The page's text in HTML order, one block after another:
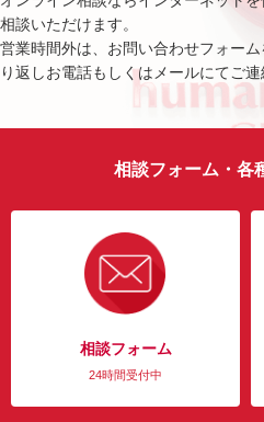
相談いただけます。
営業時間外は、お問い合わせフォー
り返しお電話もしくはメールにてご連
相談フォーム・各
相談フォーム
24時間受付中